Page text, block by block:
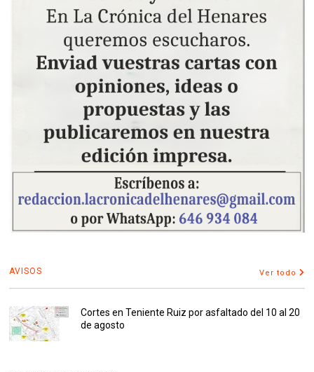
AVISOS Ver todo
Cortes en Teniente Ruiz por asfaltado del 10 al 20
de agosto